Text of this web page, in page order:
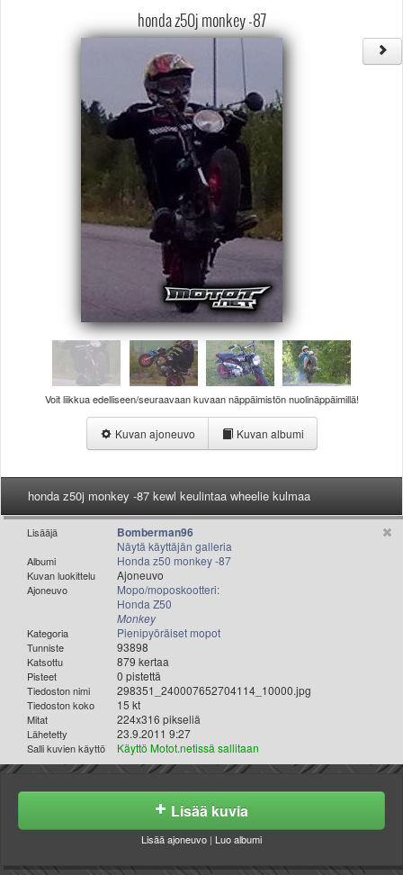
Uudet ajoneuvot
Uudet kommentit
Ajoneuvot
TIETOPANKKI
MP13 kuvia
ACS 2015 kuvia
Lisää uusi tapahtuma
UUTISET
Valitse paikkakunta
Helsingin sää
Tampereen sää
Turun sää
Oulun sää
Kuopion sää
Rovaniemen sää
MUUT
VIP-jäsenyys
Paidat ja vaatteet
Suunnittele oma paita
Mainostus
Palaute
Kevytversio
honda z50j monkey -87
Voit liikkua edelliseen/seuraavaan kuvaan näppäimistön nuolinäppäimillä!
Kuvan ajoneuvo Kuvan albumi
honda z50j monkey -87 kewl keulintaa wheelie kulmaa
Lisääjä Bomberman96
Näytä käyttäjän galleria
Albumi Honda z50 monkey -87
Kuvan luokittelu Ajoneuvo
Ajoneuvo
Mopo/moposkootteri:
Honda Z50
Monkey
Kategoria Pienipyöräiset mopot
Tunniste 93898
Katsottu 879 kertaa
Pisteet 0 pistettä
Tiedoston nimi 298351_240007652704114_10000.jpg
Tiedoston koko 15 kt
Mitat 224x316 pikseliä
Lähetetty 23.9.2011 9:27
Salli kuvien käyttö Käyttö Motot.netissä sallitaan
Lisää kuvia
Lisää ajoneuvo | Luo albumi